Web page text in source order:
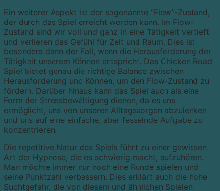
Ein weiterer Aspekt ist der sogenannte “Flow”-Zustand,
der durch das Spiel erreicht werden kann. Im Flow-
Zustand sind wir voll und ganz in eine Tätigkeit vertieft
und verlieren das Gefühl für Zeit und Raum. Dies ist
besonders dann der Fall, wenn die Herausforderung der
Tätigkeit unserem Können entspricht. Das Chicken Road
Spiel bietet genau die richtige Balance zwischen
Herausforderung und Können, um den Flow-Zustand zu
fördern. Darüber hinaus kann das Spiel auch als eine
Form der Stressbewältigung dienen, da es uns
ermöglicht, uns von unseren Alltagssorgen abzulenken
und uns auf eine einfache, aber fesselnde Aufgabe zu
konzentrieren.
Die repetitive Natur des Spiels führt zu einer gewissen
Art der Hypnose, die es schwierig macht, aufzuhören.
Man möchte immer nur noch eine Runde spielen und
seine Punktzahl verbessern. Dies erklärt auch die hohe
Suchtgefahr, die von diesem und ähnlichen Spielen